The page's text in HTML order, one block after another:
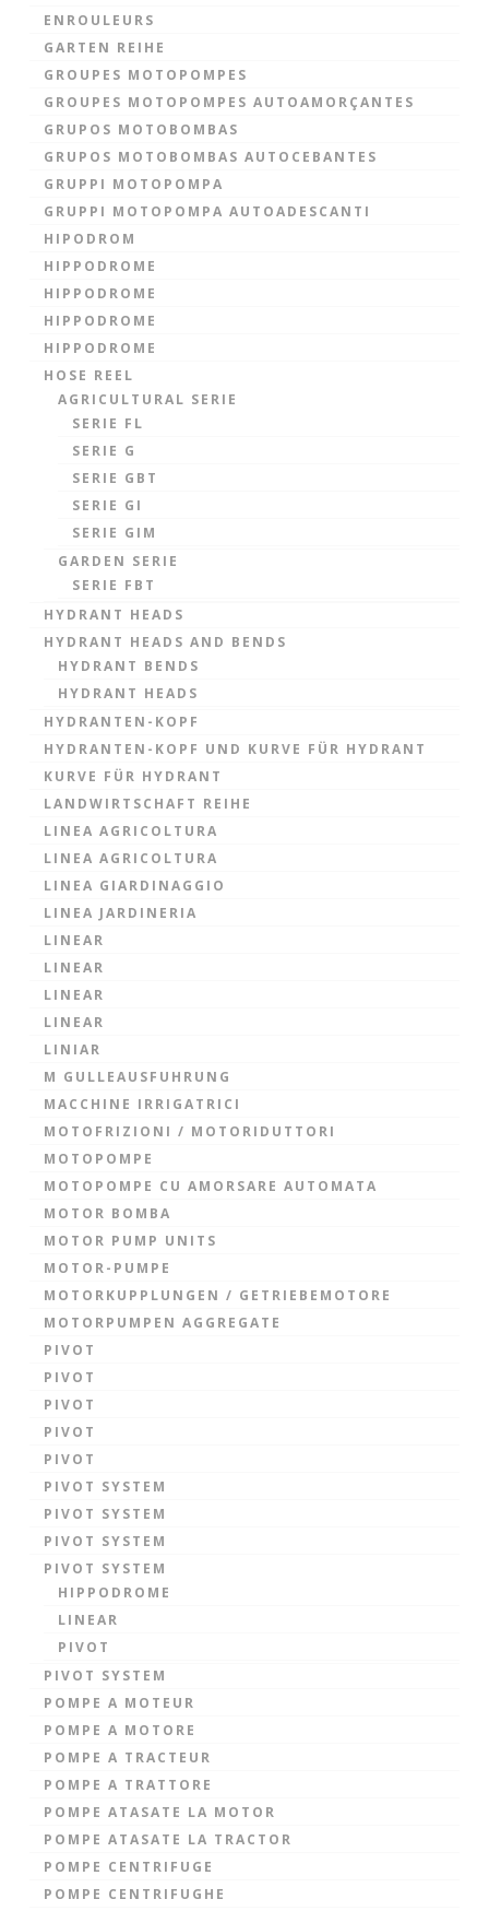
ENROULEURS
GARTEN REIHE
GROUPES MOTOPOMPES
GROUPES MOTOPOMPES AUTOAMORÇANTES
GRUPOS MOTOBOMBAS
GRUPOS MOTOBOMBAS AUTOCEBANTES
GRUPPI MOTOPOMPA
GRUPPI MOTOPOMPA AUTOADESCANTI
HIPODROM
HIPPODROME
HIPPODROME
HIPPODROME
HIPPODROME
HOSE REEL
AGRICULTURAL SERIE
SERIE FL
SERIE G
SERIE GBT
SERIE GI
SERIE GIM
GARDEN SERIE
SERIE FBT
HYDRANT HEADS
HYDRANT HEADS AND BENDS
HYDRANT BENDS
HYDRANT HEADS
HYDRANTEN-KOPF
HYDRANTEN-KOPF UND KURVE FÜR HYDRANT
KURVE FÜR HYDRANT
LANDWIRTSCHAFT REIHE
LINEA AGRICOLTURA
LINEA AGRICOLTURA
LINEA GIARDINAGGIO
LINEA JARDINERIA
LINEAR
LINEAR
LINEAR
LINEAR
LINIAR
M GULLEAUSFUHRUNG
MACCHINE IRRIGATRICI
MOTOFRIZIONI / MOTORIDUTTORI
MOTOPOMPE
MOTOPOMPE CU AMORSARE AUTOMATA
MOTOR BOMBA
MOTOR PUMP UNITS
MOTOR-PUMPE
MOTORKUPPLUNGEN / GETRIEBEMOTORE
MOTORPUMPEN AGGREGATE
PIVOT
PIVOT
PIVOT
PIVOT
PIVOT
PIVOT SYSTEM
PIVOT SYSTEM
PIVOT SYSTEM
PIVOT SYSTEM
HIPPODROME
LINEAR
PIVOT
PIVOT SYSTEM
POMPE A MOTEUR
POMPE A MOTORE
POMPE A TRACTEUR
POMPE A TRATTORE
POMPE ATASATE LA MOTOR
POMPE ATASATE LA TRACTOR
POMPE CENTRIFUGE
POMPE CENTRIFUGHE